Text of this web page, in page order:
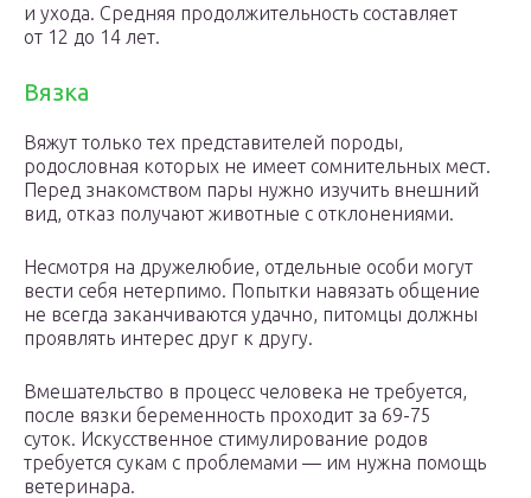
и ухода. Средняя продолжительность составляет
от 12 до 14 лет.
Вязка
Вяжут только тех представителей породы,
родословная которых не имеет сомнительных мест.
Перед знакомством пары нужно изучить внешний
вид, отказ получают животные с отклонениями.
Несмотря на дружелюбие, отдельные особи могут
вести себя нетерпимо. Попытки навязать общение
не всегда заканчиваются удачно, питомцы должны
проявлять интерес друг к другу.
Вмешательство в процесс человека не требуется,
после вязки беременность проходит за 69-75
суток. Искусственное стимулирование родов
требуется сукам с проблемами — им нужна помощь
ветеринара.